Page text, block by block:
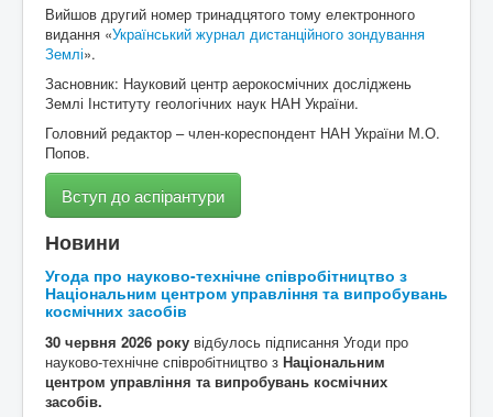
Публікації
Події
Контакти
Вийшов другий номер тринадцятого тому електронного
видання «Український журнал дистанційного зондування
Землі».
Засновник: Науковий центр аерокосмічних досліджень
Землі Інституту геологічних наук НАН України.
Головний редактор – член-кореспондент НАН України М.О.
Попов.
Вступ до аспірантури
Новини
Угода про науково-технічне співробітництво з
Національним центром управління та випробувань
космічних засобів
30 червня 2026 року відбулось підписання Угоди про
науково-технічне співробітництво з Національним
центром управління та випробувань космічних
засобів.